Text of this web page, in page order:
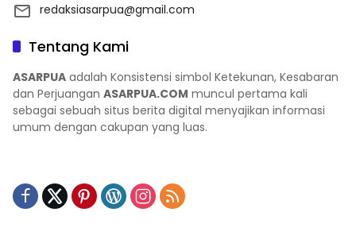
redaksiasarpua@gmail.com
Tentang Kami
ASARPUA adalah Konsistensi simbol Ketekunan, Kesabaran
dan Perjuangan ASARPUA.COM muncul pertama kali
sebagai sebuah situs berita digital menyajikan informasi
umum dengan cakupan yang luas.